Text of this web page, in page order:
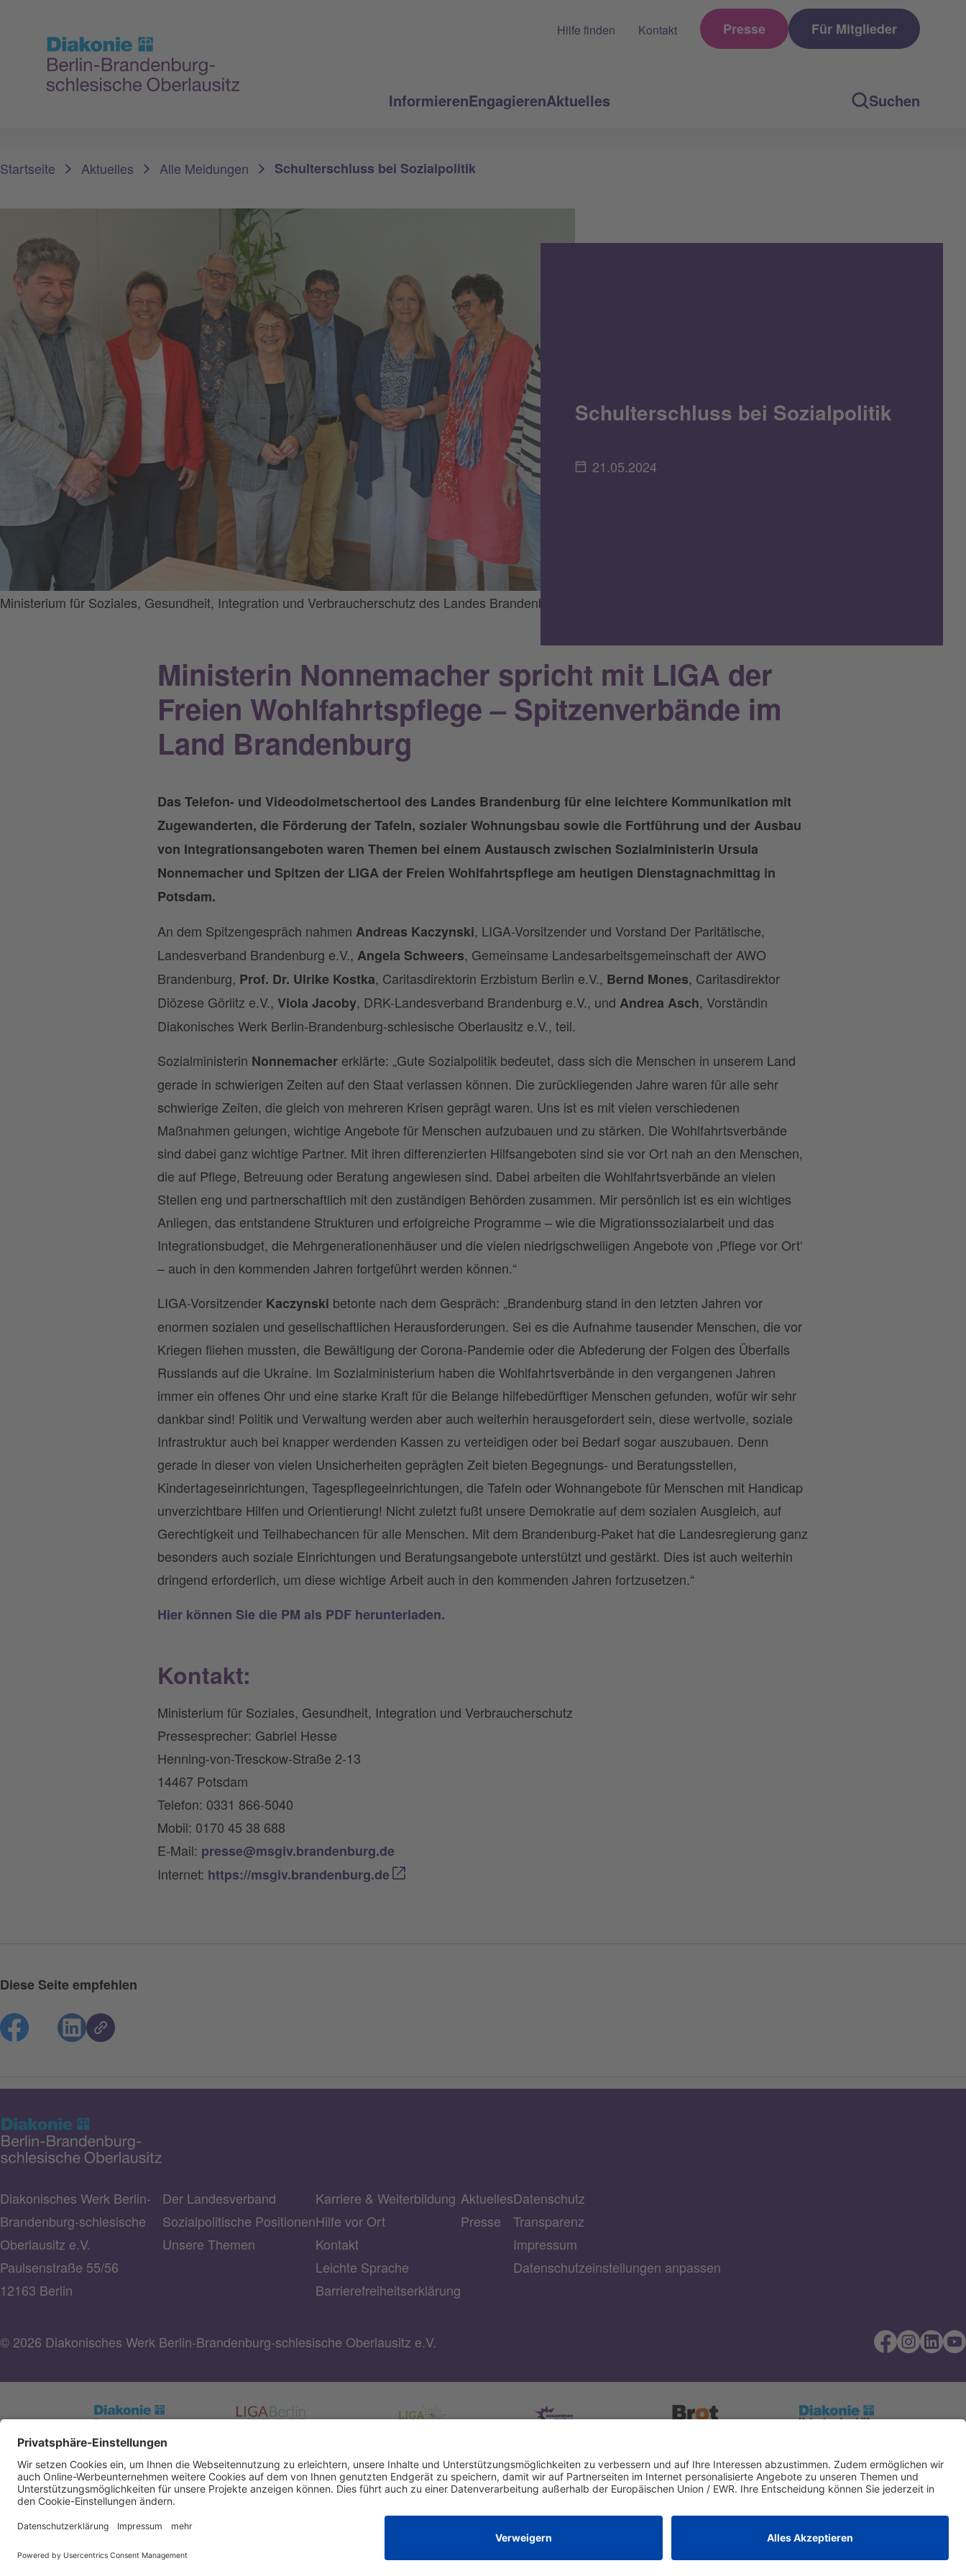
InformierenEngagierenAktuelles Suchen
Hilfe finden Kontakt Presse Für Mitglieder
Startseite Aktuelles Alle Meldungen Schulterschluss bei Sozialpolitik
Ministerium für Soziales, Gesundheit, Integration und Verbraucherschutz des Landes Brandenburg
Schulterschluss bei Sozialpolitik
21.05.2024
Ministerin Nonnemacher spricht mit LIGA der
Freien Wohlfahrtspflege – Spitzenverbände im
Land Brandenburg
Das Telefon- und Videodolmetschertool des Landes Brandenburg für eine leichtere Kommunikation mit
Zugewanderten, die Förderung der Tafeln, sozialer Wohnungsbau sowie die Fortführung und der Ausbau
von Integrationsangeboten waren Themen bei einem Austausch zwischen Sozialministerin Ursula
Nonnemacher und Spitzen der LIGA der Freien Wohlfahrtspflege am heutigen Dienstagnachmittag in
Potsdam.
An dem Spitzengespräch nahmen Andreas Kaczynski, LIGA-Vorsitzender und Vorstand Der Paritätische,
Landesverband Brandenburg e.V., Angela Schweers, Gemeinsame Landesarbeitsgemeinschaft der AWO
Brandenburg, Prof. Dr. Ulrike Kostka, Caritasdirektorin Erzbistum Berlin e.V., Bernd Mones, Caritasdirektor
Diözese Görlitz e.V., Viola Jacoby, DRK-Landesverband Brandenburg e.V., und Andrea Asch, Vorständin
Diakonisches Werk Berlin-Brandenburg-schlesische Oberlausitz e.V., teil.
Sozialministerin Nonnemacher erklärte: „Gute Sozialpolitik bedeutet, dass sich die Menschen in unserem Land
gerade in schwierigen Zeiten auf den Staat verlassen können. Die zurückliegenden Jahre waren für alle sehr
schwierige Zeiten, die gleich von mehreren Krisen geprägt waren. Uns ist es mit vielen verschiedenen
Maßnahmen gelungen, wichtige Angebote für Menschen aufzubauen und zu stärken. Die Wohlfahrtsverbände
sind dabei ganz wichtige Partner. Mit ihren differenzierten Hilfsangeboten sind sie vor Ort nah an den Menschen,
die auf Pflege, Betreuung oder Beratung angewiesen sind. Dabei arbeiten die Wohlfahrtsverbände an vielen
Stellen eng und partnerschaftlich mit den zuständigen Behörden zusammen. Mir persönlich ist es ein wichtiges
Anliegen, das entstandene Strukturen und erfolgreiche Programme – wie die Migrationssozialarbeit und das
Integrationsbudget, die Mehrgenerationenhäuser und die vielen niedrigschwelligen Angebote von ‚Pflege vor Ort‘
– auch in den kommenden Jahren fortgeführt werden können.“
LIGA-Vorsitzender Kaczynski betonte nach dem Gespräch: „Brandenburg stand in den letzten Jahren vor
enormen sozialen und gesellschaftlichen Herausforderungen. Sei es die Aufnahme tausender Menschen, die vor
Kriegen fliehen mussten, die Bewältigung der Corona-Pandemie oder die Abfederung der Folgen des Überfalls
Russlands auf die Ukraine. Im Sozialministerium haben die Wohlfahrtsverbände in den vergangenen Jahren
immer ein offenes Ohr und eine starke Kraft für die Belange hilfebedürftiger Menschen gefunden, wofür wir sehr
dankbar sind! Politik und Verwaltung werden aber auch weiterhin herausgefordert sein, diese wertvolle, soziale
Infrastruktur auch bei knapper werdenden Kassen zu verteidigen oder bei Bedarf sogar auszubauen. Denn
gerade in dieser von vielen Unsicherheiten geprägten Zeit bieten Begegnungs- und Beratungsstellen,
Kindertageseinrichtungen, Tagespflegeeinrichtungen, die Tafeln oder Wohnangebote für Menschen mit Handicap
unverzichtbare Hilfen und Orientierung! Nicht zuletzt fußt unsere Demokratie auf dem sozialen Ausgleich, auf
Gerechtigkeit und Teilhabechancen für alle Menschen. Mit dem Brandenburg-Paket hat die Landesregierung ganz
besonders auch soziale Einrichtungen und Beratungsangebote unterstützt und gestärkt. Dies ist auch weiterhin
dringend erforderlich, um diese wichtige Arbeit auch in den kommenden Jahren fortzusetzen.“
Hier können Sie die PM als PDF herunterladen.
Kontakt:
Ministerium für Soziales, Gesundheit, Integration und Verbraucherschutz
Pressesprecher: Gabriel Hesse
Henning-von-Tresckow-Straße 2-13
14467 Potsdam
Telefon: 0331 866-5040
Mobil: 0170 45 38 688
E-Mail: presse@msgiv.brandenburg.de
Internet: https://msgiv.brandenburg.de
Diese Seite empfehlen
Diakonisches Werk Berlin-
Brandenburg-schlesische
Oberlausitz e.V.
Paulsenstraße 55/56
12163 Berlin
Der Landesverband
Sozialpolitische Positionen
Unsere Themen
Karriere & Weiterbildung
Hilfe vor Ort
Kontakt
Leichte Sprache
Barrierefreiheitserklärung
Aktuelles
Presse
Datenschutz
Transparenz
Impressum
Datenschutzeinstellungen anpassen
© 2026 Diakonisches Werk Berlin-Brandenburg-schlesische Oberlausitz e.V.
Spendenkonto Diakonisches Werk Berlin-Brandenburg-
Bank für Sozialwirtschaft
IBAN: DE22 3702 0500 0003 2019 00
BIC: BFSWDE33XXX
IBAN kopieren Direkt Online